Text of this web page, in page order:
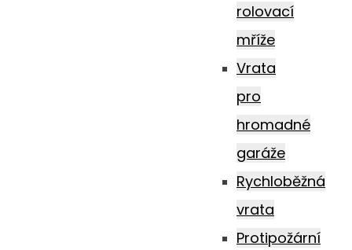
rolovací
mříže
Vrata
pro
hromadné
garáže
Rychloběžná
vrata
Protipožární